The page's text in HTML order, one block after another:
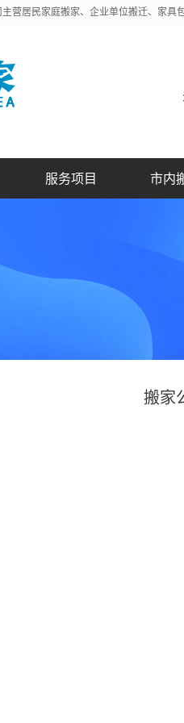
营居民家庭搬家、企业单位搬迁、家具
服务项目 市内
搬家